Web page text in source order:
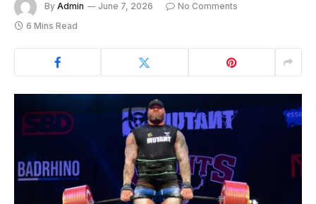
By Admin June 7, 2026
No Comments
6 Mins Read